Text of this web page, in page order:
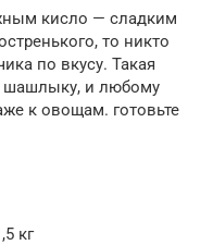
кисло — сладким
то никто
по вкусу. Такая
шашлыку, и любому
к овощам. готовьте
кг